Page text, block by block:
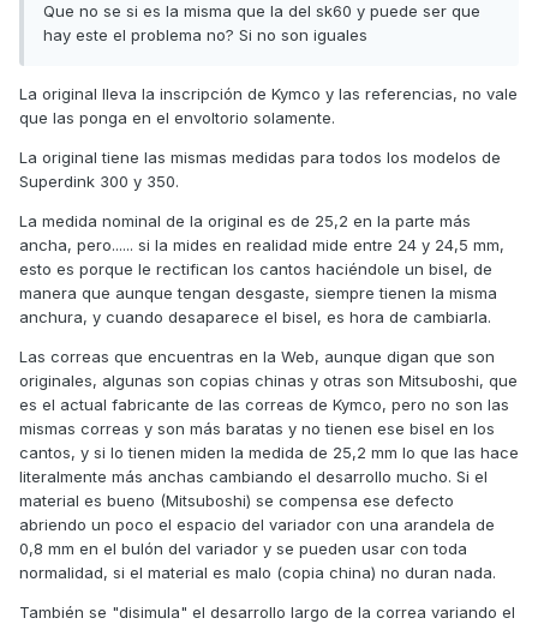
Que no se si es la misma que la del sk60 y puede ser que
hay este el problema no? Si no son iguales
La original lleva la inscripción de Kymco y las referencias, no vale
que las ponga en el envoltorio solamente.
La original tiene las mismas medidas para todos los modelos de
Superdink 300 y 350.
La medida nominal de la original es de 25,2 en la parte más
ancha, pero...... si la mides en realidad mide entre 24 y 24,5 mm,
esto es porque le rectifican los cantos haciéndole un bisel, de
manera que aunque tengan desgaste, siempre tienen la misma
anchura, y cuando desaparece el bisel, es hora de cambiarla.
Las correas que encuentras en la Web, aunque digan que son
originales, algunas son copias chinas y otras son Mitsuboshi, que
es el actual fabricante de las correas de Kymco, pero no son las
mismas correas y son más baratas y no tienen ese bisel en los
cantos, y si lo tienen miden la medida de 25,2 mm lo que las hace
literalmente más anchas cambiando el desarrollo mucho. Si el
material es bueno (Mitsuboshi) se compensa ese defecto
abriendo un poco el espacio del variador con una arandela de
0,8 mm en el bulón del variador y se pueden usar con toda
normalidad, si el material es malo (copia china) no duran nada.
También se "disimula" el desarrollo largo de la correa variando el